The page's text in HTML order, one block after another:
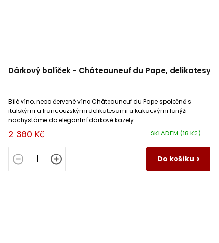
Dárkový balíček - Châteauneuf du Pape, delikatesy
SKLADEM (18 KS)
2 360 Kč
Do košíku
Bílé víno, nebo červené víno Châteauneuf du Pape společně s
italskými a francouzskými delikatesami a kakaovými lanýži
nachystáme do elegantní dárkové kazety.